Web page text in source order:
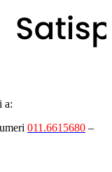
a:
011.6615680 –